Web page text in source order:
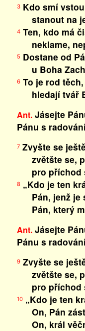
3Kdo smí
stanout na
4Ten, kdo má
neklame,
5 Dostane od
u Boha
6To je rod
hledají tvář
Ant.Jásejte
Pánu s
7Zvyšte se
zvětšte se,
pro příchod
8 „Kdo je ten
Pán, jenž je
Pán, který
Ant.Jásejte
Pánu s
9Zvyšte se
zvětšte se,
pro příchod
10„Kdo je ten
On, Pán
On, král